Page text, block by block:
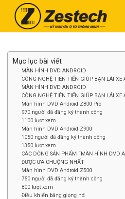
Mục lục bài viết
MÀN HÌNH DVD ANDROID
CÔNG NGHỆ TIÊN TIẾN GIÚP BẠN LÁI XE
MÀN HÌNH DVD ANDROID
CÔNG NGHỆ TIÊN TIẾN GIÚP BẠN LÁI XE
Màn hình DVD Android Z800 Pro
970 người đã đăng ký thành công
1100 lượt xem
Màn hình DVD Android Z900
1050 người đã đăng ký thành công
1350 lượt xem
CÁC DÒNG SẢN PHẨM “MÀN HÌNH DVD
ĐƯỢC ƯA CHUỘNG NHẤT
Màn hình DVD Android Z500
750 người đã đăng ký thành công
800 lượt xem
Điều khiển bằng giọng nói